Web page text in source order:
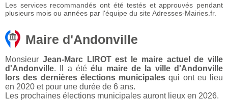
Les services recommandés ont été testés et approuvés pendant
plusieurs mois ou années par l'équipe du site Adresses-Mairies.fr.
Maire d'Andonville
Monsieur Jean-Marc LIROT est le maire actuel de ville
d'Andonville. Il a étéélu maire de la ville d'Andonville
lors des dernières élections municipales qui ont eu lieu
en 2020 et pour une durée de 6 ans.
Les prochaines élections municipales auront lieux en 2026.